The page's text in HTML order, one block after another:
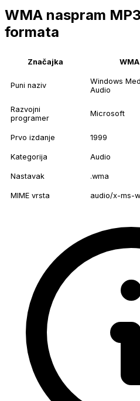
WMA naspram
formata
Značajka WMA
Puni naziv
Windows
Audio
Razvojni
programer
Microsoft
Prvo izdanje 1999
Kategorija Audio
Nastavak .wma
MIME vrsta audio/x-ms-